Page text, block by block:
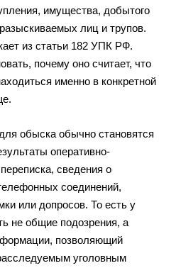
имущества, добытого
лиц и трупов.
из статьи 182 УПК РФ.
почему оно считает, что
именно в конкретной
обыска обычно становятся
оперативно-
сведения о
соединений,
или допросов. То есть у
не общие подозрения, а
позволяющий
уголовным